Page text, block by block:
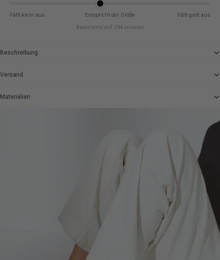
Fällt klein aus Entspricht der Größe
Fällt groß aus
Basierend auf 234 reviews
Beschreibung
Versand
Materialien